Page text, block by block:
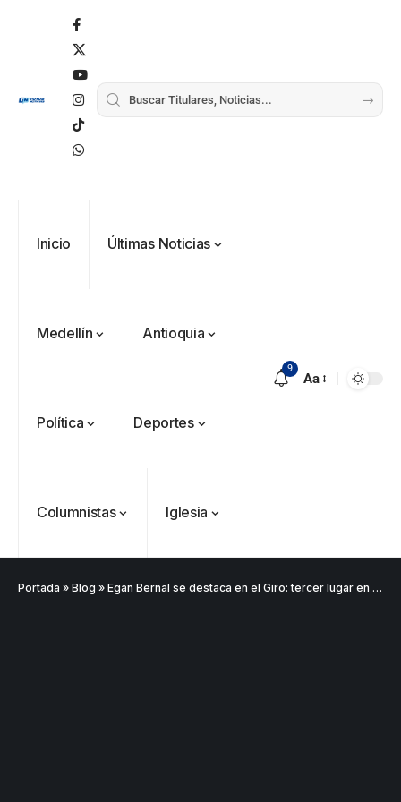
Inicio Últimas Noticias
Medellín Antioquia
Política Deportes
Columnistas Iglesia
9
Aa
Portada » Blog » Egan Bernal se destaca en el Giro: tercer lugar en la séptima etapa